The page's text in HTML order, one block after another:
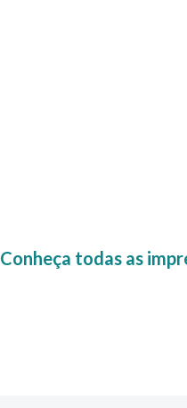
Conheça todas as